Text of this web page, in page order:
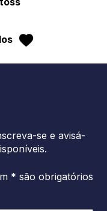
se e avisá-
* são obrigatórios